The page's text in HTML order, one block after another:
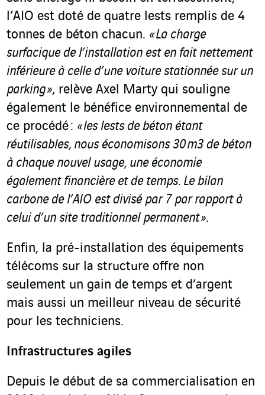
l’AIO est doté de quatre lests remplis de 4
tonnes de béton chacun. « La charge
surfacique de l’installation est en fait nettement
inférieure à celle d’une voiture stationnée sur un
parking », relève Axel Marty qui souligne
également le bénéfice environnemental de
ce procédé : « les lests de béton étant
réutilisables, nous économisons 30 m3 de béton
à chaque nouvel usage, une économie
également financière et de temps. Le bilan
carbone de l’AIO est divisé par 7 par rapport à
celui d’un site traditionnel permanent ».
Enfin, la pré-installation des équipements
télécoms sur la structure offre non
seulement un gain de temps et d’argent
mais aussi un meilleur niveau de sécurité
pour les techniciens.
Infrastructures agiles
Depuis le début de sa commercialisation en